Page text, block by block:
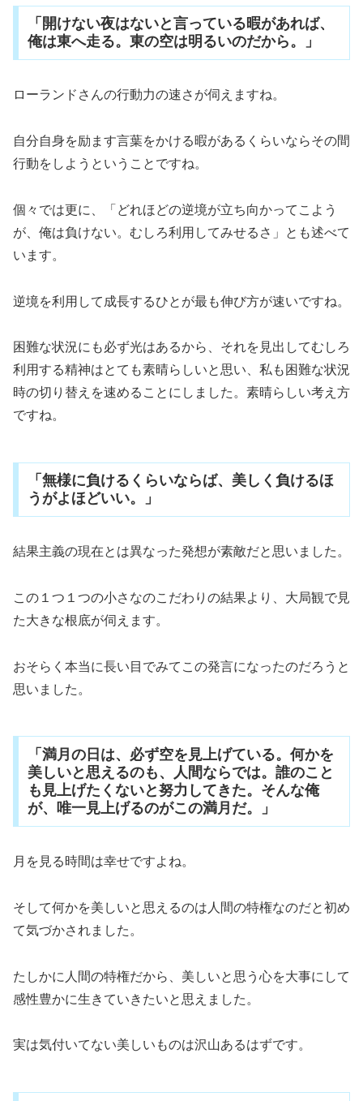
「開けない夜はないと言っている暇があれば、
俺は東へ走る。東の空は明るいのだから。」
ローランドさんの行動力の速さが伺えますね。
自分自身を励ます言葉をかける暇があるくらいならその間
行動をしようということですね。
個々では更に、「どれほどの逆境が立ち向かってこよう
が、俺は負けない。むしろ利用してみせるさ」とも述べて
います。
逆境を利用して成長するひとが最も伸び方が速いですね。
困難な状況にも必ず光はあるから、それを見出してむしろ
利用する精神はとても素晴らしいと思い、私も困難な状況
時の切り替えを速めることにしました。素晴らしい考え方
ですね。
「無様に負けるくらいならば、美しく負けるほ
うがよほどいい。」
結果主義の現在とは異なった発想が素敵だと思いました。
この１つ１つの小さなのこだわりの結果より、大局観で見
た大きな根底が伺えます。
おそらく本当に長い目でみてこの発言になったのだろうと
思いました。
「満月の日は、必ず空を見上げている。何かを
美しいと思えるのも、人間ならでは。誰のこと
も見上げたくないと努力してきた。そんな俺
が、唯一見上げるのがこの満月だ。」
月を見る時間は幸せですよね。
そして何かを美しいと思えるのは人間の特権なのだと初め
て気づかされました。
たしかに人間の特権だから、美しいと思う心を大事にして
感性豊かに生きていきたいと思えました。
実は気付いてない美しいものは沢山あるはずです。